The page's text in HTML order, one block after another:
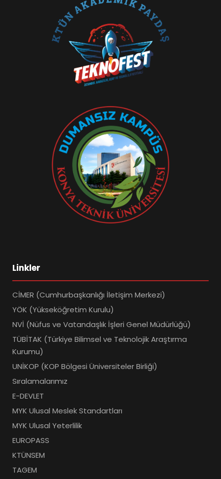
Linkler
CİMER (Cumhurbaşkanlığı İletişim Merkezi)
YÖK (Yükseköğretim Kurulu)
NVİ (Nüfus ve Vatandaşlık İşleri Genel Müdürlüğü)
TÜBİTAK (Türkiye Bilimsel ve Teknolojik Araştırma
Kurumu)
UNİKOP (KOP Bölgesi Üniversiteler Birliği)
Sıralamalarımız
E-DEVLET
MYK Ulusal Meslek Standartları
MYK Ulusal Yeterlilik
EUROPASS
KTÜNSEM
TAGEM